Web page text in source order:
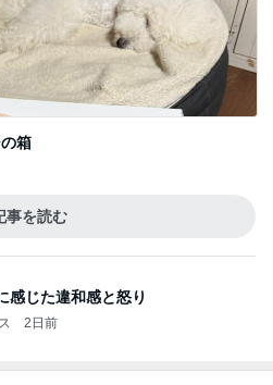
箱
事を読む
感じた違和感と怒り
2日前